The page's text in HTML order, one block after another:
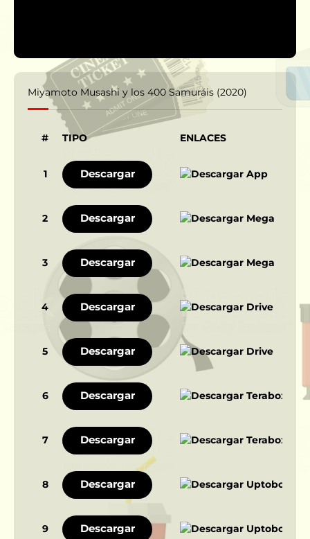
Miyamoto Musashi y los 400 Samuráis (2020)
# TIPO ENLACES
1 Descargar
2 Descargar
3 Descargar
4 Descargar
5 Descargar
6 Descargar
7 Descargar
8 Descargar
9 Descargar